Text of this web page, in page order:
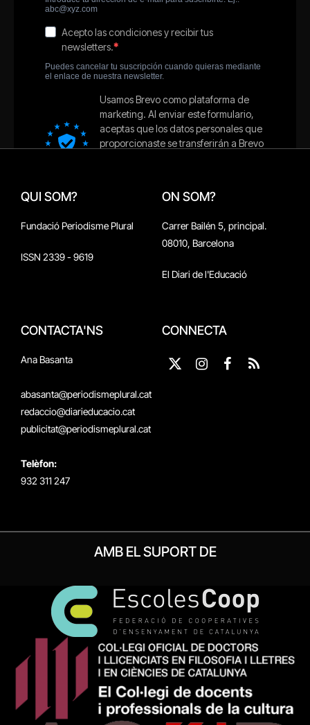
QUI SOM?
Fundació Periodisme Plural
ISSN 2339 - 9619
ON SOM?
Carrer Bailén 5, principal.
08010, Barcelona
El Diari de l'Educació
CONTACTA'NS
Ana Basanta
abasanta@periodismeplural.cat
redaccio@diarieducacio.cat
publicitat@periodismeplural.cat
Telèfon:
932 311 247
CONNECTA
X
Instagram
Facebook
RSS
AMB EL SUPORT DE